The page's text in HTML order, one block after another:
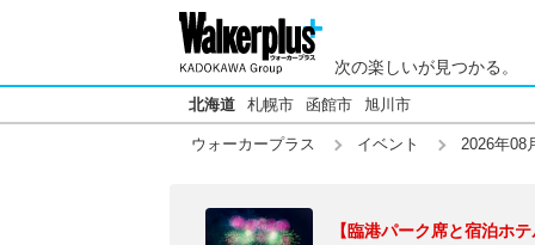
次の楽しいが見つかる。
北海道 札幌市 函館市 旭川市
ウォーカープラス イベント 2026年08
【臨港パーク席と宿泊ホ